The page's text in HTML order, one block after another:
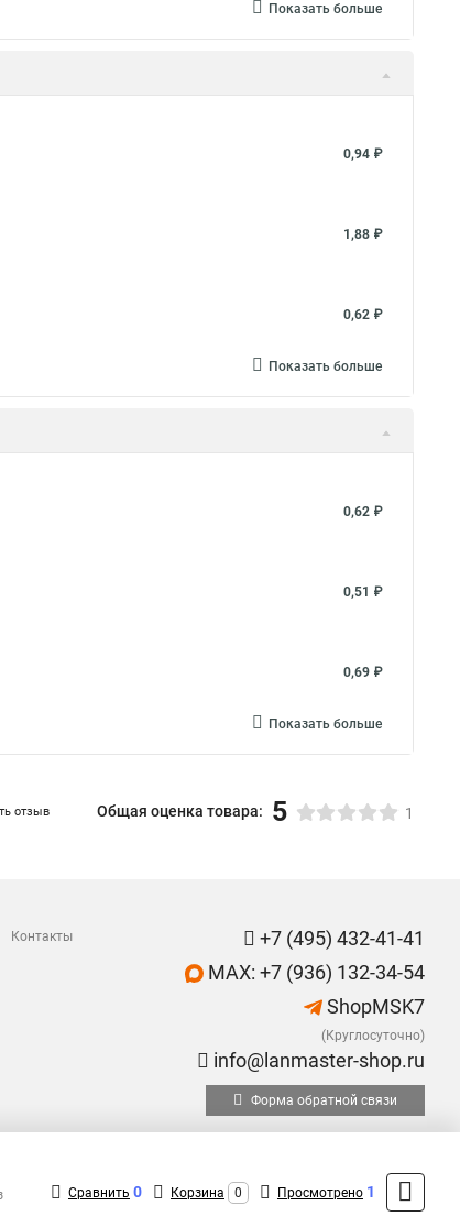
Показать больше
0,94 ₽
1,88 ₽
0,62 ₽
Показать больше
0,62 ₽
0,51 ₽
0,69 ₽
Показать больше
отзыв Общая оценка товара: 5 1
Контакты
+7 (495) 432-41-41
MAX: +7 (936) 132-34-54
ShopMSK7
(Круглосуточно)
info@lanmaster-shop.ru
Форма обратной связи
Сравнить 0 Корзина 0 Просмотрено 1